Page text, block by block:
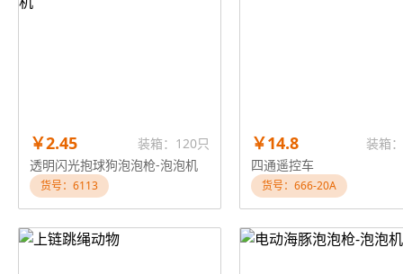
￥2.45
装箱：120只
透明闪光抱球狗泡泡枪-泡泡机
货号：6113
￥14.8
装箱
四通遥控车
货号：666-20A